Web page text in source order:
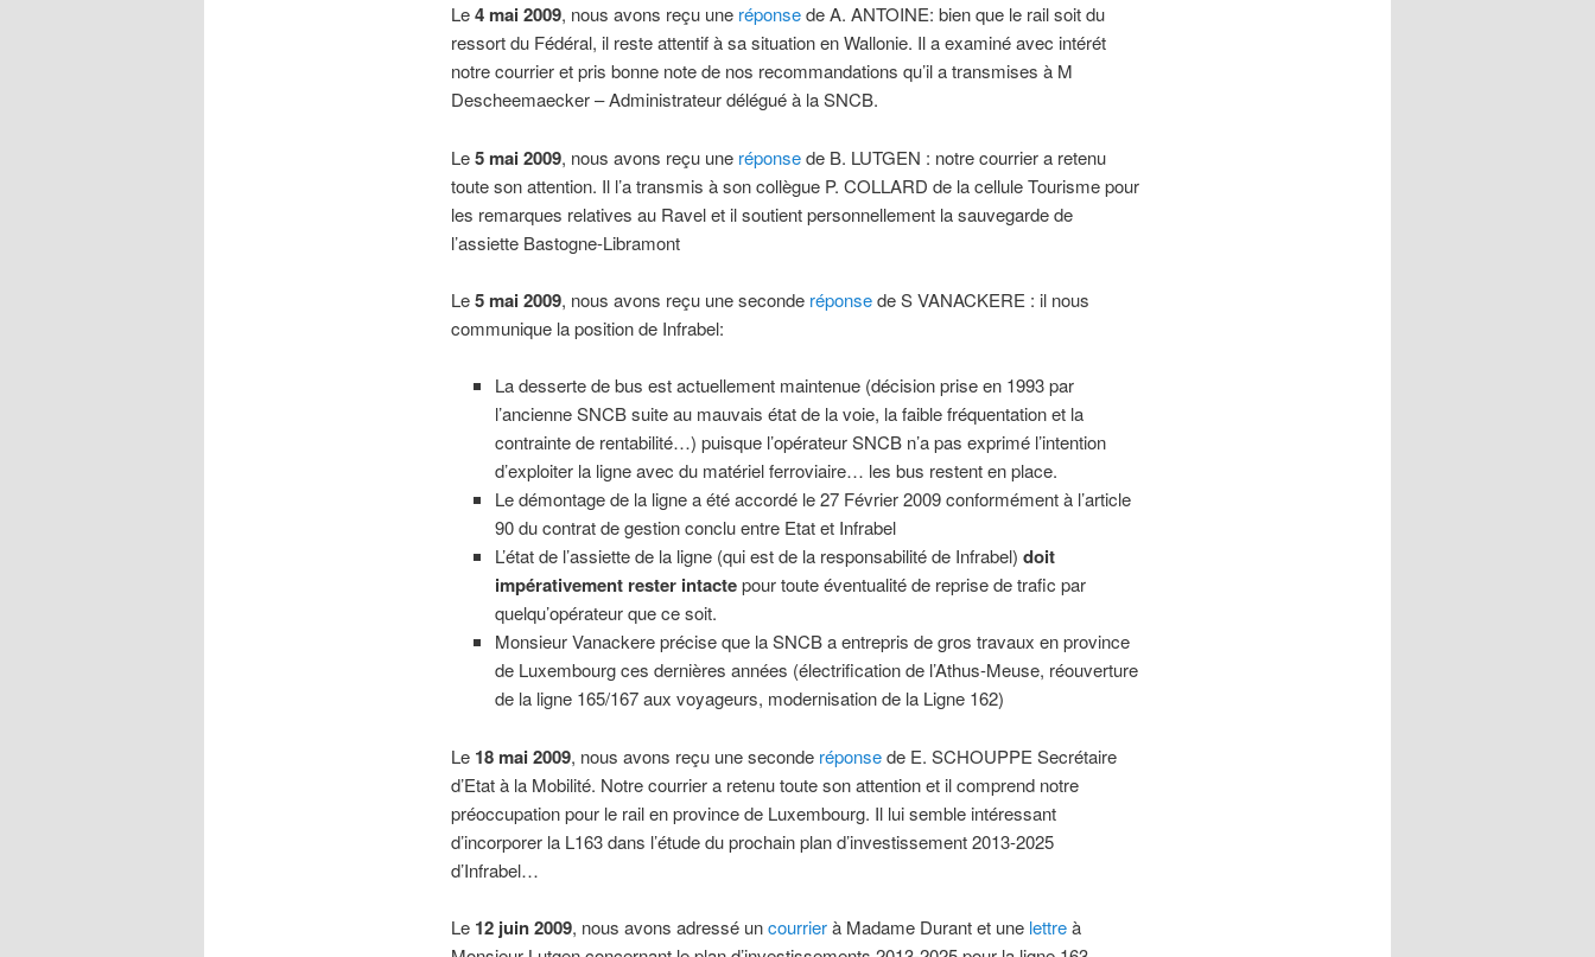
Le4 mai 2009, nous avons reçu une réponsede A. ANTOINE: bien que le rail soit du
ressort du Fédéral, il reste attentif à sa situation en Wallonie. Il a examiné avec intérét
notre courrier et pris bonne note de nos recommandations qu’il a transmises à M
Descheemaecker – Administrateur délégué à la SNCB.
Le5 mai 2009, nous avons reçu une réponsede B. LUTGEN : notre courrier a retenu
toute son attention. Il l’a transmis à son collègue P. COLLARD de la cellule Tourisme pour
les remarques relatives au Ravel et il soutient personnellement la sauvegarde de
l’assiette Bastogne-Libramont
Le5 mai 2009, nous avons reçu une seconde réponsede S VANACKERE : il nous
communique la position de Infrabel:
La desserte de bus est actuellement maintenue (décision prise en 1993 par
l’ancienne SNCB suite au mauvais état de la voie, la faible fréquentation et la
contrainte de rentabilité…) puisque l’opérateur SNCB n’a pas exprimé l’intention
d’exploiter la ligne avec du matériel ferroviaire… les bus restent en place.
Le démontage de la ligne a été accordé le 27 Février 2009 conformément à l’article
90 du contrat de gestion conclu entre Etat et Infrabel
L’état de l’assiette de la ligne (qui est de la responsabilité de Infrabel)doit
impérativement rester intactepour toute éventualité de reprise de trafic par
quelqu’opérateur que ce soit.
Monsieur Vanackere précise que la SNCB a entrepris de gros travaux en province
de Luxembourg ces dernières années (électrification de l’Athus-Meuse, réouverture
de la ligne 165/167 aux voyageurs, modernisation de la Ligne 162)
Le 18 mai 2009, nous avons reçu une seconde réponsede E. SCHOUPPE Secrétaire
d’Etat à la Mobilité. Notre courrier a retenu toute son attention et il comprend notre
préoccupation pour le rail en province de Luxembourg. Il lui semble intéressant
d’incorporer la L163 dans l’étude du prochain plan d’investissement 2013-2025
d’Infrabel…
Le 12 juin 2009, nous avons adressé uncourrierà Madame Durant et une lettreà